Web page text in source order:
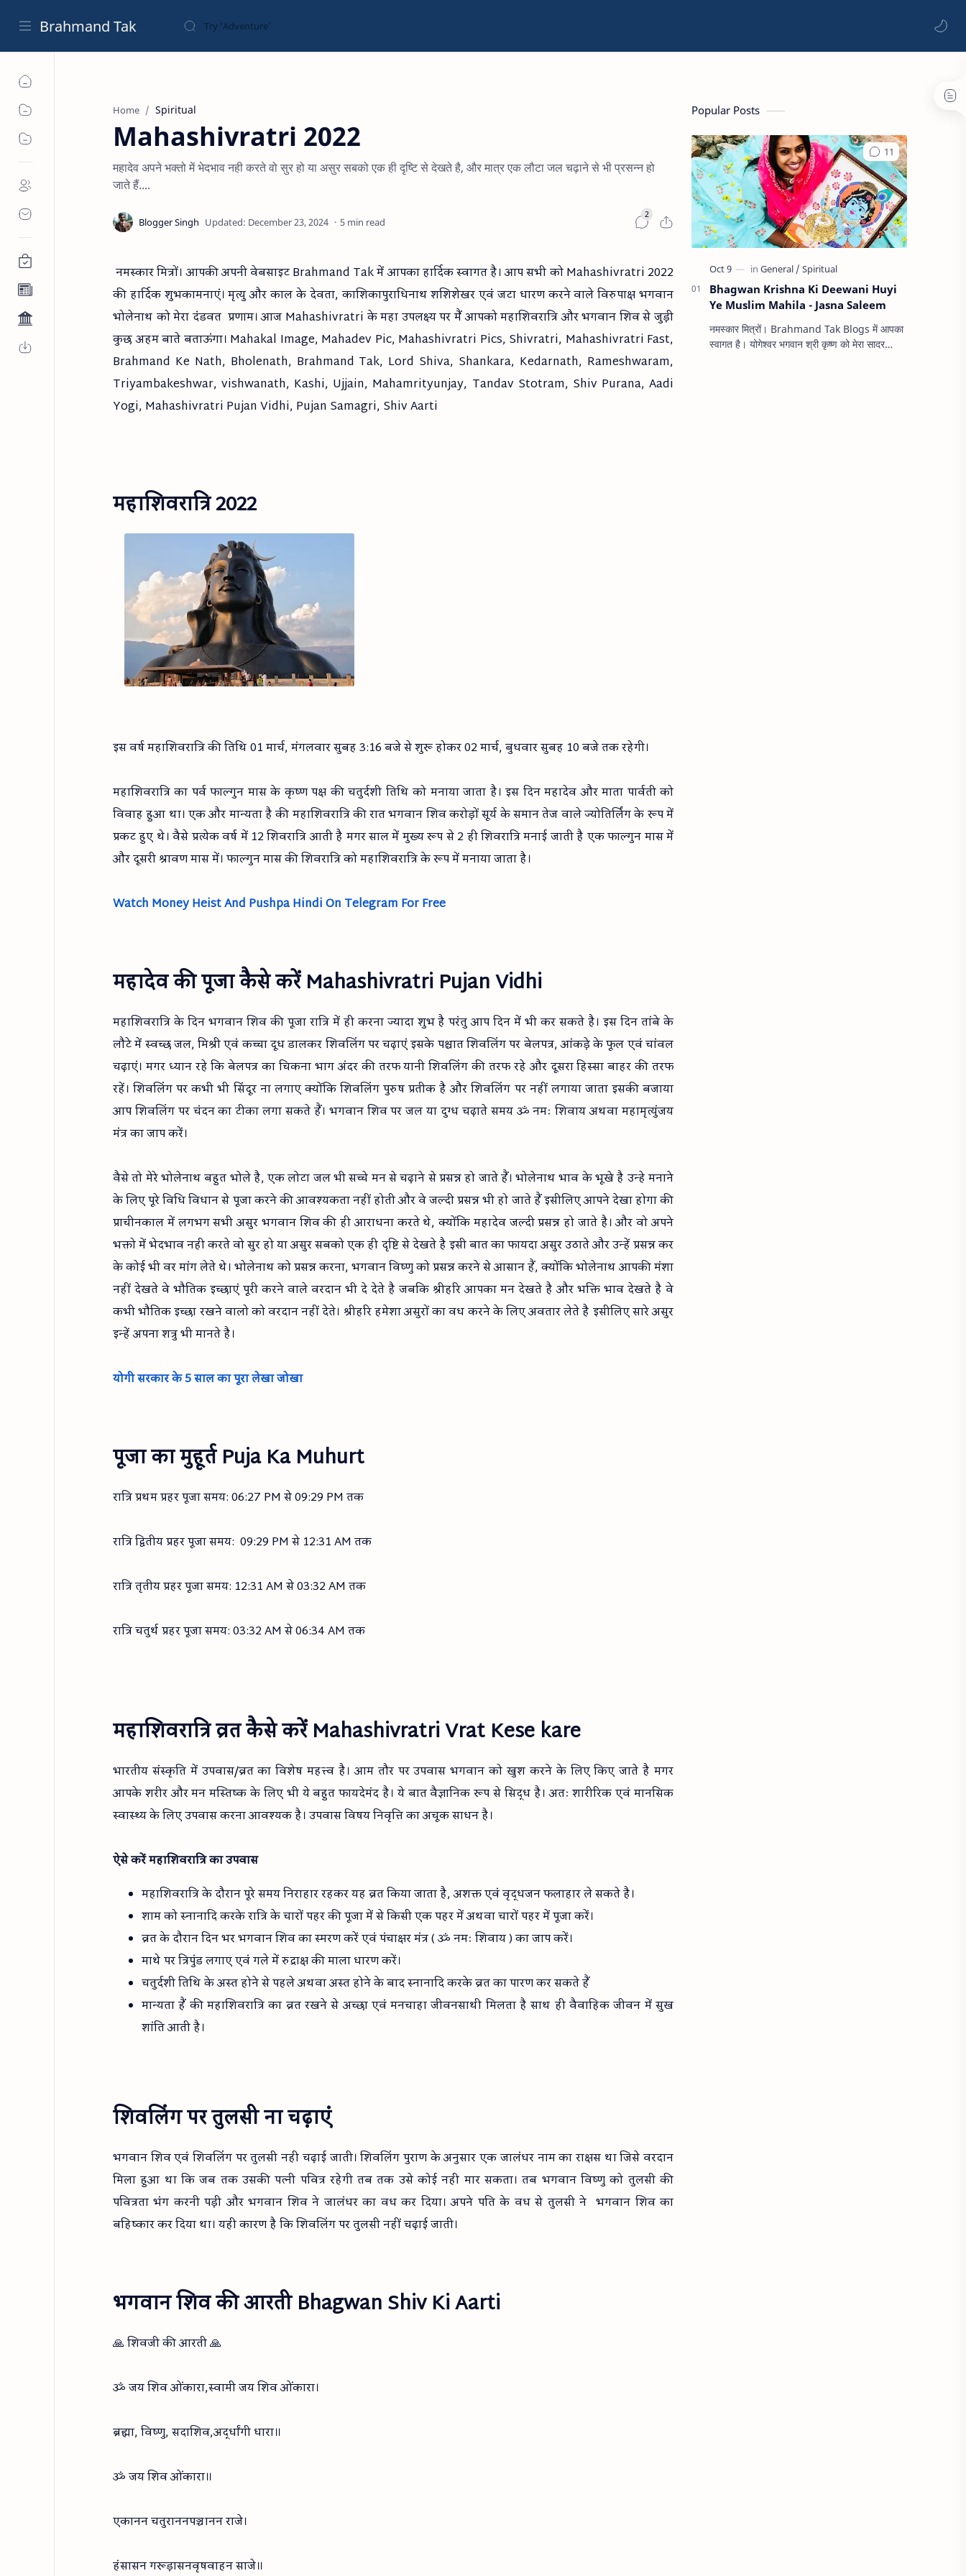
Brahmand Tak
Home Spiritual
Mahashivratri 2022
महादेव अपने भक्तो में भेदभाव नही करते वो सुर हो या असुर सबको एक ही दृष्टि से देखते है, और मात्र एक लौटा जल चढ़ाने से भी प्रसन्न हो
जाते हैं....
5 min read
नमस्कार मित्रों। आपकी अपनी वेबसाइट Brahmand Tak में आपका हार्दिक स्वागत है। आप सभी को Mahashivratri 2022
की हार्दिक शुभकामनाएं। मृत्यु और काल के देवता, काशिकापुराधिनाथ शशिशेखर एवं जटा धारण करने वाले विरुपाक्ष भगवान
भोलेनाथ को मेरा दंडवत प्रणाम। आज Mahashivratri के महा उपलक्ष्य पर मैं आपको महाशिवरात्रि और भगवान शिव से जुड़ी
कुछ अहम बाते बताऊंगा। Mahakal Image, Mahadev Pic, Mahashivratri Pics, Shivratri, Mahashivratri Fast,
Brahmand Ke Nath, Bholenath, Brahmand Tak, Lord Shiva, Shankara, Kedarnath, Rameshwaram,
Triyambakeshwar, vishwanath, Kashi, Ujjain, Mahamrityunjay, Tandav Stotram, Shiv Purana, Aadi
Yogi, Mahashivratri Pujan Vidhi, Pujan Samagri, Shiv Aarti
महाशिवरात्रि 2022
इस वर्ष महाशिवरात्रि की तिथि 01 मार्च, मंगलवार सुबह 3:16 बजे से शुरू होकर 02 मार्च, बुधवार सुबह 10 बजे तक रहेगी।
महाशिवरात्रि का पर्व फाल्गुन मास के कृष्ण पक्ष की चतुर्दशी तिथि को मनाया जाता है। इस दिन महादेव और माता पार्वती को
विवाह हुआ था। एक और मान्यता है की महाशिवरात्रि की रात भगवान शिव करोड़ों सूर्य के समान तेज वाले ज्योतिर्लिंग के रूप में
प्रकट हुए थे। वैसे प्रत्येक वर्ष में 12 शिवरात्रि आती है मगर साल में मुख्य रूप से 2 ही शिवरात्रि मनाई जाती है एक फाल्गुन मास में
और दूसरी श्रावण मास में। फाल्गुन मास की शिवरात्रि को महाशिवरात्रि के रूप में मनाया जाता है।
Watch Money Heist And Pushpa Hindi On Telegram For Free
महादेव की पूजा कैसे करें Mahashivratri Pujan Vidhi
महाशिवरात्रि के दिन भगवान शिव की पूजा रात्रि में ही करना ज्यादा शुभ है परंतु आप दिन में भी कर सकते है। इस दिन तांबे के
लौटे में स्वच्छ जल, मिश्री एवं कच्चा दूध डालकर शिवलिंग पर चढ़ाएं इसके पश्चात शिवलिंग पर बेलपत्र, आंकड़े के फूल एवं चांवल
चढ़ाएं। मगर ध्यान रहे कि बेलपत्र का चिकना भाग अंदर की तरफ यानी शिवलिंग की तरफ रहे और दूसरा हिस्सा बाहर की तरफ
रहें। शिवलिंग पर कभी भी सिंदूर ना लगाए क्योंकि शिवलिंग पुरुष प्रतीक है और शिवलिंग पर नहीं लगाया जाता इसकी बजाया
आप शिवलिंग पर चंदन का टीका लगा सकते हैं। भगवान शिव पर जल या दुग्ध चढ़ाते समय ॐ नमः शिवाय अथवा महामृत्युंजय
मंत्र का जाप करें।
वैसे तो मेरे भोलेनाथ बहुत भोले है, एक लोटा जल भी सच्चे मन से चढ़ाने से प्रसन्न हो जाते हैं। भोलेनाथ भाव के भूखे है उन्हे मनाने
के लिए पूरे विधि विधान से पूजा करने की आवश्यकता नहीं होती और वे जल्दी प्रसन्न भी हो जाते हैं इसीलिए आपने देखा होगा की
प्राचीनकाल में लगभग सभी असुर भगवान शिव की ही आराधना करते थे, क्योंकि महादेव जल्दी प्रसन्न हो जाते है। और वो अपने
भक्तो में भेदभाव नही करते वो सुर हो या असुर सबको एक ही दृष्टि से देखते है इसी बात का फायदा असुर उठाते और उन्हें प्रसन्न कर
के कोई भी वर मांग लेते थे। भोलेनाथ को प्रसन्न करना, भगवान विष्णु को प्रसन्न करने से आसान हैं, क्योंकि भोलेनाथ आपकी मंशा
नहीं देखते वे भौतिक इच्छाएं पूरी करने वाले वरदान भी दे देते है जबकि श्रीहरि आपका मन देखते है और भक्ति भाव देखते है वे
कभी भौतिक इच्छा रखने वालो को वरदान नहीं देते। श्रीहरि हमेशा असुरों का वध करने के लिए अवतार लेते है इसीलिए सारे असुर
इन्हें अपना शत्रु भी मानते है।
योगी सरकार के 5 साल का पूरा लेखा जोखा
पूजा का मुहूर्त Puja Ka Muhurt
रात्रि प्रथम प्रहर पूजा समय: 06:27 PM से 09:29 PM तक
रात्रि द्वितीय प्रहर पूजा समय: 09:29 PM से 12:31 AM तक
रात्रि तृतीय प्रहर पूजा समय: 12:31 AM से 03:32 AM तक
रात्रि चतुर्थ प्रहर पूजा समय: 03:32 AM से 06:34 AM तक
महाशिवरात्रि व्रत कैसे करें Mahashivratri Vrat Kese kare
भारतीय संस्कृति में उपवास/व्रत का विशेष महत्त्व है। आम तौर पर उपवास भगवान को खुश करने के लिए किए जाते है मगर
आपके शरीर और मन मस्तिष्क के लिए भी ये बहुत फायदेमंद है। ये बात वैज्ञानिक रूप से सिद्ध है। अतः शारीरिक एवं मानसिक
स्वास्थ्य के लिए उपवास करना आवश्यक है। उपवास विषय निवृत्ति का अचूक साधन है।
ऐसे करें महाशिवरात्रि का उपवास
महाशिवरात्रि के दौरान पूरे समय निराहार रहकर यह व्रत किया जाता है, अशक्त एवं वृद्धजन फलाहार ले सकते है।
शाम को स्नानादि करके रात्रि के चारों पहर की पूजा में से किसी एक पहर में अथवा चारों पहर में पूजा करें।
व्रत के दौरान दिन भर भगवान शिव का स्मरण करें एवं पंचाक्षर मंत्र ( ॐ नमः शिवाय ) का जाप करें।
माथे पर त्रिपुंड लगाए एवं गले में रुद्राक्ष की माला धारण करें।
चतुर्दशी तिथि के अस्त होने से पहले अथवा अस्त होने के बाद स्नानादि करके व्रत का पारण कर सकते हैं
मान्यता हैं की महाशिवरात्रि का व्रत रखने से अच्छा एवं मनचाहा जीवनसाथी मिलता है साथ ही वैवाहिक जीवन में सुख
शांति आती है।
शिवलिंग पर तुलसी ना चढ़ाएं
भगवान शिव एवं शिवलिंग पर तुलसी नही चढ़ाई जाती। शिवलिंग पुराण के अनुसार एक जालंधर नाम का राक्षस था जिसे वरदान
मिला हुआ था कि जब तक उसकी पत्नी पवित्र रहेगी तब तक उसे कोई नही मार सकता। तब भगवान विष्णु को तुलसी की
पवित्रता भंग करनी पड़ी और भगवान शिव ने जालंधर का वध कर दिया। अपने पति के वध से तुलसी ने भगवान शिव का
बहिष्कार कर दिया था। यही कारण है कि शिवलिंग पर तुलसी नहीं चढ़ाई जाती।
भगवान शिव की आरती Bhagwan Shiv Ki Aarti
🙏 शिवजी की आरती 🙏
ॐ जय शिव ओंकारा,स्वामी जय शिव ओंकारा।
ब्रह्मा, विष्णु, सदाशिव,अर्द्धांगी धारा॥
ॐ जय शिव ओंकारा॥
एकानन चतुराननपञ्चानन राजे।
हंसासन गरूड़ासनवृषवाहन साजे॥
Popular Posts
Bhagwan Krishna Ki Deewani Huyi
Ye Muslim Mahila - Jasna Saleem
नमस्कार मित्रों। Brahmand Tak Blogs में आपका
स्वागत है। योगेश्वर भगवान श्री कृष्ण को मेरा सादर